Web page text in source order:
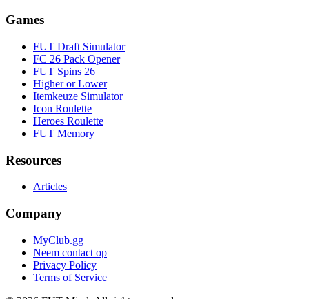
Games
FUT Draft Simulator
FC 26 Pack Opener
FUT Spins 26
Higher or Lower
Itemkeuze Simulator
Icon Roulette
Heroes Roulette
FUT Memory
Resources
Articles
Company
MyClub.gg
Neem contact op
Privacy Policy
Terms of Service